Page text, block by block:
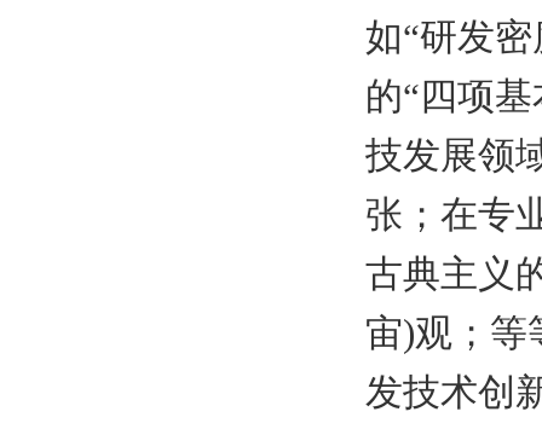
如“研发
的“四项
技发展领
张；在专
古典主义
宙)观；等
发技术创